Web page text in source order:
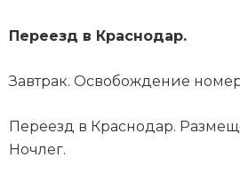
Переезд в Краснодар.
Завтрак. Освобождение
Переезд в Краснодар.
Ночлег.